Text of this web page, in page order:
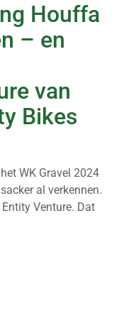
Houffa
– en
van
Bikes
WK Gravel 2024
al verkennen.
Venture. Dat